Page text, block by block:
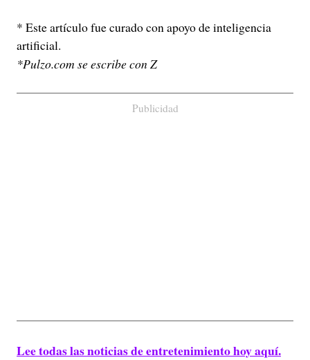
* Este artículo fue curado con apoyo de inteligencia
artificial.
*Pulzo.com se escribe con Z
Publicidad
Lee todas las noticias de entretenimiento hoy aquí.